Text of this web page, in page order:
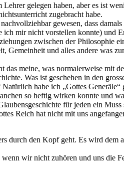
gelegen haben, aber es ist
zugebracht habe.
gewesen, dass damals
mir nicht vorstellen konnte) und
zwischen der
Gemeinheit und alles andere was
meine, was normalerweise
Was ist geschehen in den
habe ich „Gottes
so heftig wirken konnte und
für jeden ein
Reich hat nicht mit uns
durch den Kopf geht. Es wird dem
wir nicht zuhören und uns